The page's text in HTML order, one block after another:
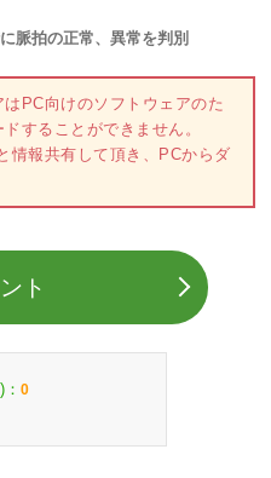
脈拍の正常、異常を判別
PC向けのソフトウェアのた
することができません。
情報共有して頂き、PCからダ
ト
： 0